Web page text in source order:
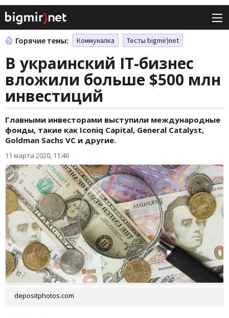
Горячие темы: Коммуналка Тесты bigmir)net
В украинский IT-бизнес
вложили больше $500 млн
инвестиций
Главными инвесторами выступили международные
фонды, такие как Iconiq Capital, General Catalyst,
Goldman Sachs VC и другие.
11 марта 2020, 11:46
depositphotos.com